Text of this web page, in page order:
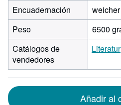
Encuadernación
Peso
6500
Catálogos de
vendedores
Literatur
Añadir al